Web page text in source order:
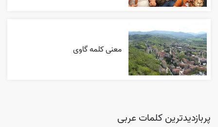
معنی کلمه گاوی
پربازدیدترین کلمات عربی